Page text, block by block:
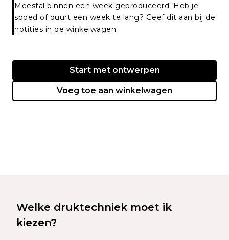
Meestal binnen een week geproduceerd. Heb je
spoed of duurt een week te lang? Geef dit aan bij de
notities in de winkelwagen.
Start met ontwerpen
Voeg toe aan winkelwagen
Welke druktechniek moet ik
kiezen?